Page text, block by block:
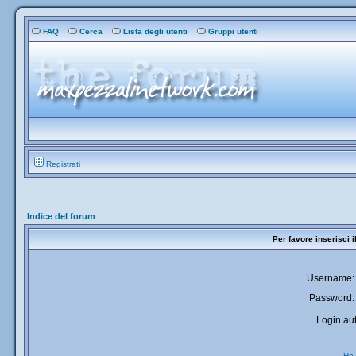
FAQ Cerca Lista degli utenti Gruppi utenti
Registrati
Indice del forum
Per favore inserisci
Username:
Password:
Login